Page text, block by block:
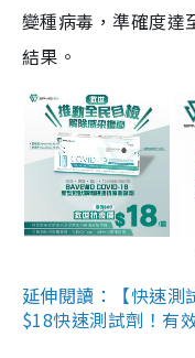
變種病毒，準確度達
結果。
延伸閱讀：【快速測
$18快速測試劑！有